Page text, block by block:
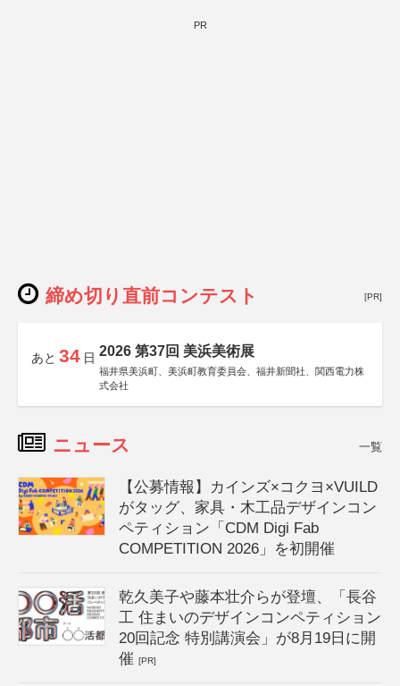
PR
締め切り直前コンテスト [PR]
あと 34 日 2026 第37回 美浜美術展
福井県美浜町、美浜町教育委員会、福井新聞社、関西電力株
式会社
ニュース 一覧
【公募情報】カインズ×コクヨ×VUILD
がタッグ、家具・木工品デザインコン
ペティション「CDM Digi Fab
COMPETITION 2026」を初開催
乾久美子や藤本壮介らが登壇、「長谷
工 住まいのデザインコンペティション
20回記念 特別講演会」が8月19日に開
催[PR]